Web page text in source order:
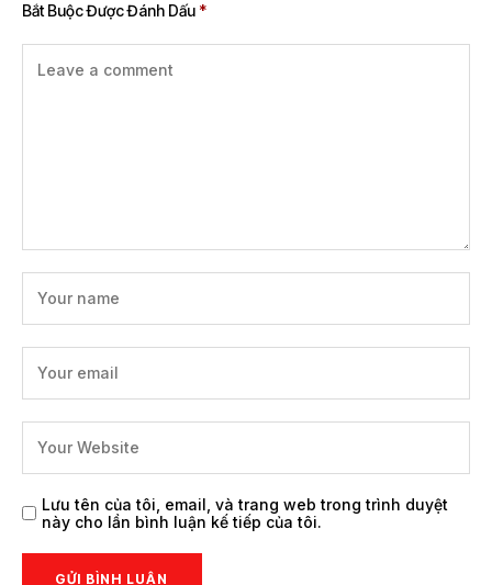
Bắt Buộc Được Đánh Dấu *
Lưu tên của tôi, email, và trang web trong trình duyệt
này cho lần bình luận kế tiếp của tôi.